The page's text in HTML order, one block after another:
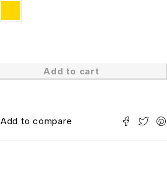
Add to cart
Add to compare